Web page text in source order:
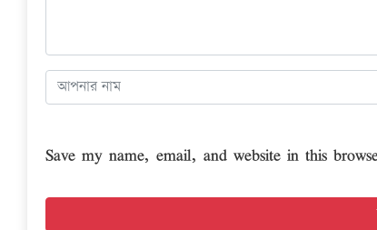
Save my name, email, and website in this